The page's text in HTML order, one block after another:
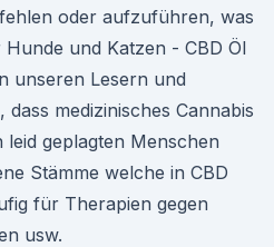
oder aufzuführen, was
und Katzen - CBD Öl
unseren Lesern und
medizinisches Cannabis
geplagten Menschen
Stämme welche in CBD
für Therapien gegen
usw.